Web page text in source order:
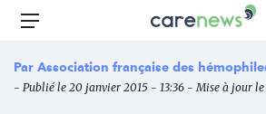
Aller
principal
Carenews,
média
des
Menu
Par Association française des
- Publié le 20 janvier 2015 - 13:36 - Mise à jour le